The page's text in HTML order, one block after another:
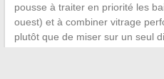
pousse à traiter en priorité les
ouest) et à combiner vitrage
plutôt que de miser sur un seul